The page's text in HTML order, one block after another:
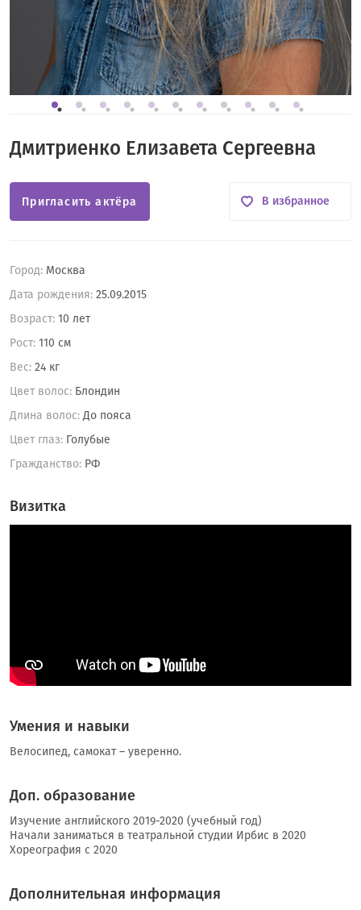
Дмитриенко Елизавета Сергеевна
Город: Москва
Дата рождения: 25.09.2015
Возраст: 10 лет
Рост: 110 см
Вес: 24 кг
Цвет волос: Блондин
Длина волос:До пояса
Цвет глаз: Голубые
Гражданство: РФ
Пригласить актёра В избранное
Визитка
Умения и навыки
Велосипед, самокат – уверенно.
Доп. образование
Изучение английского 2019-2020 (учебный год)
Начали заниматься в театральной студии Ирбис в 2020
Хореография с 2020
Дополнительная информация